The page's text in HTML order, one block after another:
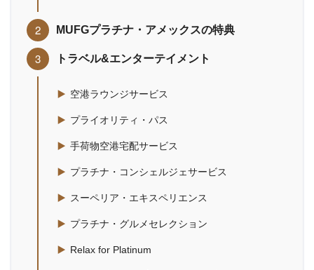
MUFGプラチナ・アメックスの特典
トラベル&エンターテイメント
空港ラウンジサービス
プライオリティ・パス
手荷物空港宅配サービス
プラチナ・コンシェルジェサービス
スーペリア・エキスペリエンス
プラチナ・グルメセレクション
Relax for Platinum